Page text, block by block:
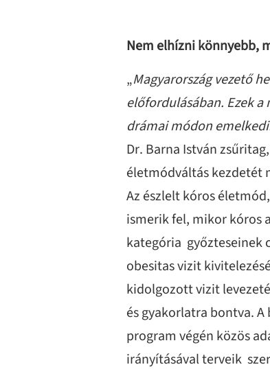
Nem elhízni könnyebb,
„Magyarország vezető
előfordulásában. Ezek
drámai módon
Dr. Barna István
életmódváltás kezdetét
Az észlelt kóros
ismerik fel, mikor kóros
kategória győzteseinek
obesitas vizit
kidolgozott vizit
és gyakorlatra bontva.
program végén közös
irányításával terveik